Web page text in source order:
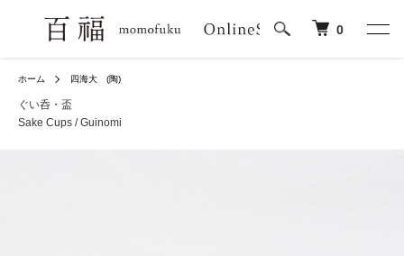
0
ホーム 四海大 (陶)
ぐい呑・盃
Sake Cups / Guinomi